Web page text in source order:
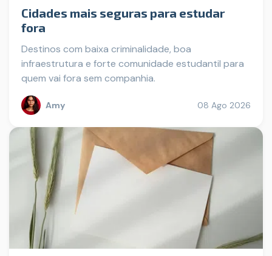
Cidades mais seguras para estudar
fora
Destinos com baixa criminalidade, boa
infraestrutura e forte comunidade estudantil para
quem vai fora sem companhia.
Amy 08 Ago 2026